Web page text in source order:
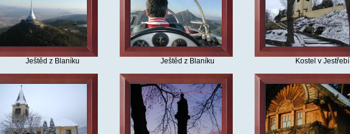
Ještěd z Blaníku Ještěd z Blaníku Kostel v Jestřebí